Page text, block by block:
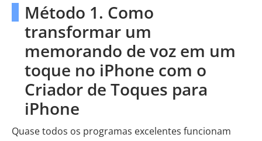
Método 1. Como
transformar um
memorando de voz em um
toque no iPhone com o
Criador de Toques para
iPhone
Quase todos os programas excelentes funcionam